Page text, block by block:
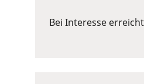
Bei Interesse